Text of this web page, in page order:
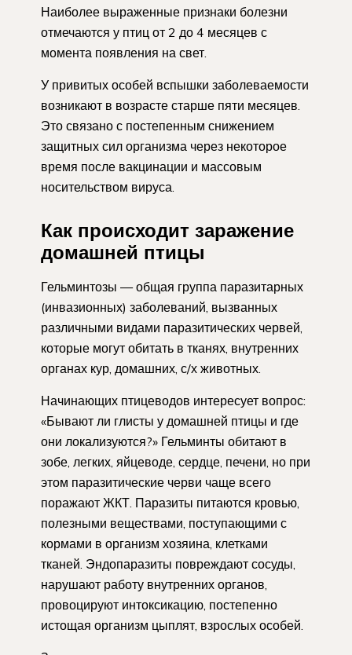
Наиболее выраженные признаки болезни
отмечаются у птиц от 2 до 4 месяцев с
момента появления на свет.
У привитых особей вспышки заболеваемости
возникают в возрасте старше пяти месяцев.
Это связано с постепенным снижением
защитных сил организма через некоторое
время после вакцинации и массовым
носительством вируса.
Как происходит заражение
домашней птицы
Гельминтозы — общая группа паразитарных
(инвазионных) заболеваний, вызванных
различными видами паразитических червей,
которые могут обитать в тканях, внутренних
органах кур, домашних, с/х животных.
Начинающих птицеводов интересует вопрос:
«Бывают ли глисты у домашней птицы и где
они локализуются?» Гельминты обитают в
зобе, легких, яйцеводе, сердце, печени, но при
этом паразитические черви чаще всего
поражают ЖКТ. Паразиты питаются кровью,
полезными веществами, поступающими с
кормами в организм хозяина, клетками
тканей. Эндопаразиты повреждают сосуды,
нарушают работу внутренних органов,
провоцируют интоксикацию, постепенно
истощая организм цыплят, взрослых особей.